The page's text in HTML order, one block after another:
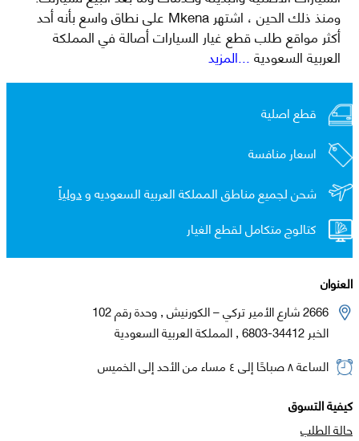
ومنذ ذلك الحين ، اشتهر Mkena على نطاق واسع بأنه أحد
أكثر مواقع طلب قطع غيار السيارات أصالة في المملكة
العربية السعودية...المزيد
قطع اصلية
اسعار منافسة
شحن لجميع مناطق المملكة العربية السعوديه ودولياً
كتالوج متكامل لقطع الغيار
العنوان
2666 شارع الأمير تركي – الكورنيش , وحدة رقم 102
الخبر 34412-6803 , المملكة العربية السعودية
الساعة ٨ صباحًا إلى ٤ مساء من الأحد إلى الخميس
كيفية التسوق
حالة الطلب